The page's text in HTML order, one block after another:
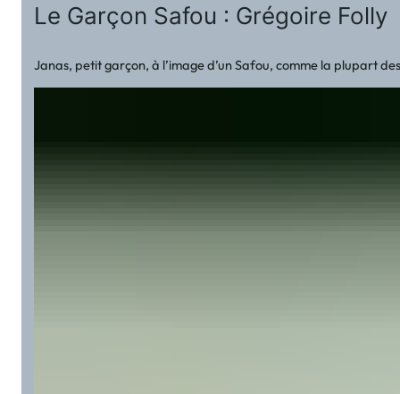
Le Garçon Safou : Grégoire Folly
Janas, petit garçon, à l’image d’un Safou, comme la plupart